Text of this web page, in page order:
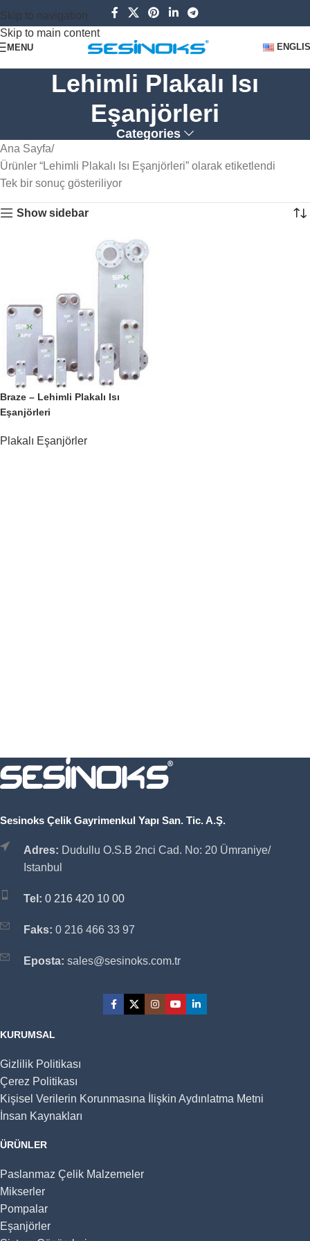
Skip to navigation
Skip to main content
MENU
Lehimli Plakalı Isı
Eşanjörleri
Categories
Ana Sayfa
Ürünler “Lehimli Plakalı Isı Eşanjörleri” olarak etiketlendi
Tek bir sonuç gösteriliyor
Show sidebar
Braze – Lehimli Plakalı Isı
Eşanjörleri
Plakalı Eşanjörler
Sesinoks Çelik Gayrimenkul Yapı San. Tic. A.Ş.
Adres: Dudullu O.S.B 2nci Cad. No: 20 Ümraniye/
Istanbul
Tel: 0 216 420 10 00
Faks: 0 216 466 33 97
Eposta: sales@sesinoks.com.tr
KURUMSAL
Gizlilik Politikası
Çerez Politikası
Kişisel Verilerin Korunmasına İlişkin Aydınlatma Metni
İnsan Kaynakları
ÜRÜNLER
Paslanmaz Çelik Malzemeler
Mikserler
Pompalar
Eşanjörler